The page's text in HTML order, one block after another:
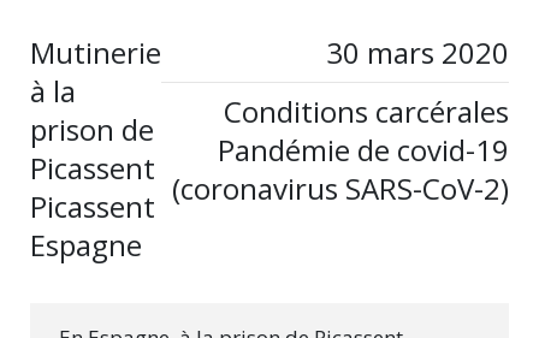
Mutinerie
à la
prison de
Picassent
Picassent
Espagne
30 mars 2020
Conditions carcérales
Pandémie de covid-19
(coronavirus SARS-CoV-2)